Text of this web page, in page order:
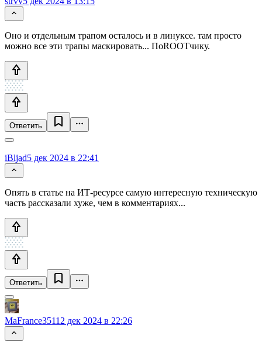
Оно и отдельным трапом осталось и в линуксе. там просто
можно все эти трапы маскировать... ПоROOTчику.
Ответить
iBljad5 дек 2024 в 22:41
Опять в статье на ИТ-ресурсе самую интересную техническую
часть рассказали хуже, чем в комментариях...
Ответить
MaFrance35112 дек 2024 в 22:26